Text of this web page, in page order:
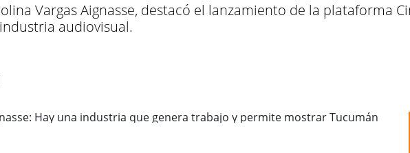
Vargas Aignasse, destacó el lanzamiento de la plataforma
audiovisual.